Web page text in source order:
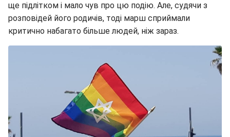
ще підлітком і мало чув про цю подію. Але, судячи з
розповідей його родичів, тоді марш сприймали
критично набагато більше людей, ніж зараз.